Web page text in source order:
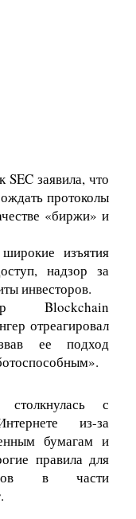
заявила, что
протоколы
«биржи» и
изъятия
надзор за
инвесторов.
Blockchain
отреагировал
ее подход
с
из-за
бумагам и
правила для
в части